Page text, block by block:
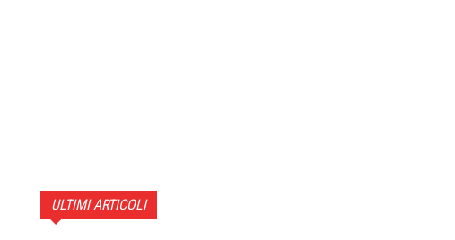
ULTIMI ARTICOLI